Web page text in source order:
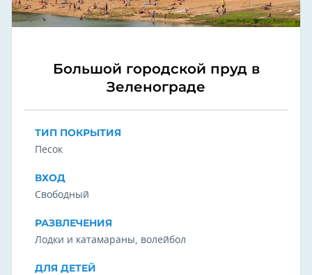
Большой городской пруд в
Зеленограде
ТИП ПОКРЫТИЯ
Песок
ВХОД
Свободный
РАЗВЛЕЧЕНИЯ
Лодки и катамараны, волейбол
ДЛЯ ДЕТЕЙ